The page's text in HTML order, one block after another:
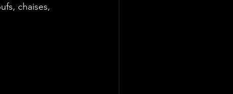
chaises,